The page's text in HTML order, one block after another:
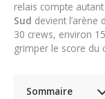
relais compte
Sud devient l’arène
30 crews, environ
grimper le score du
Sommaire